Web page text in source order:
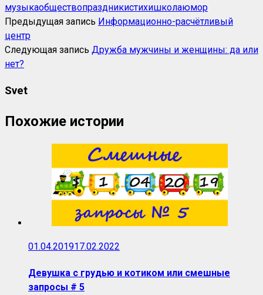
музыкаобществопраздникистихишколаюмор
Предыдущая запись Информационно-расчётливый
центр
Следующая запись Дружба мужчины и женщины: да или
нет?
Svet
Похожие истории
01.04.201917.02.2022
Девушка с грудью и котиком или смешные
запросы # 5